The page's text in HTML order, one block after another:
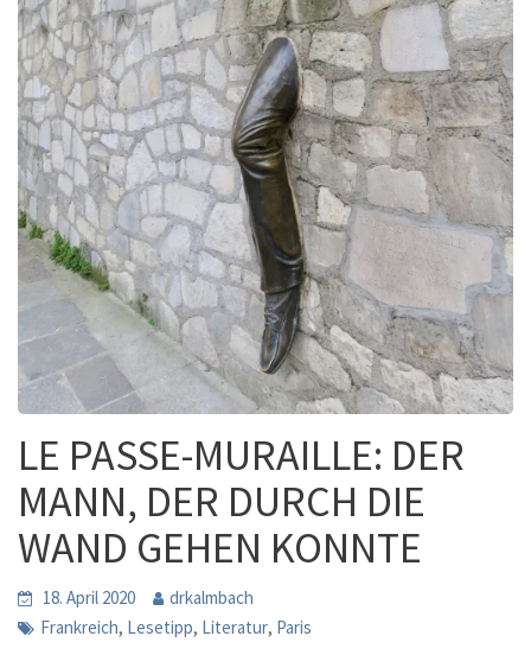
LE PASSE-MURAILLE: DER
MANN, DER DURCH DIE
WAND GEHEN KONNTE
18. April 2020
drkalmbach
Frankreich, Lesetipp, Literatur, Paris